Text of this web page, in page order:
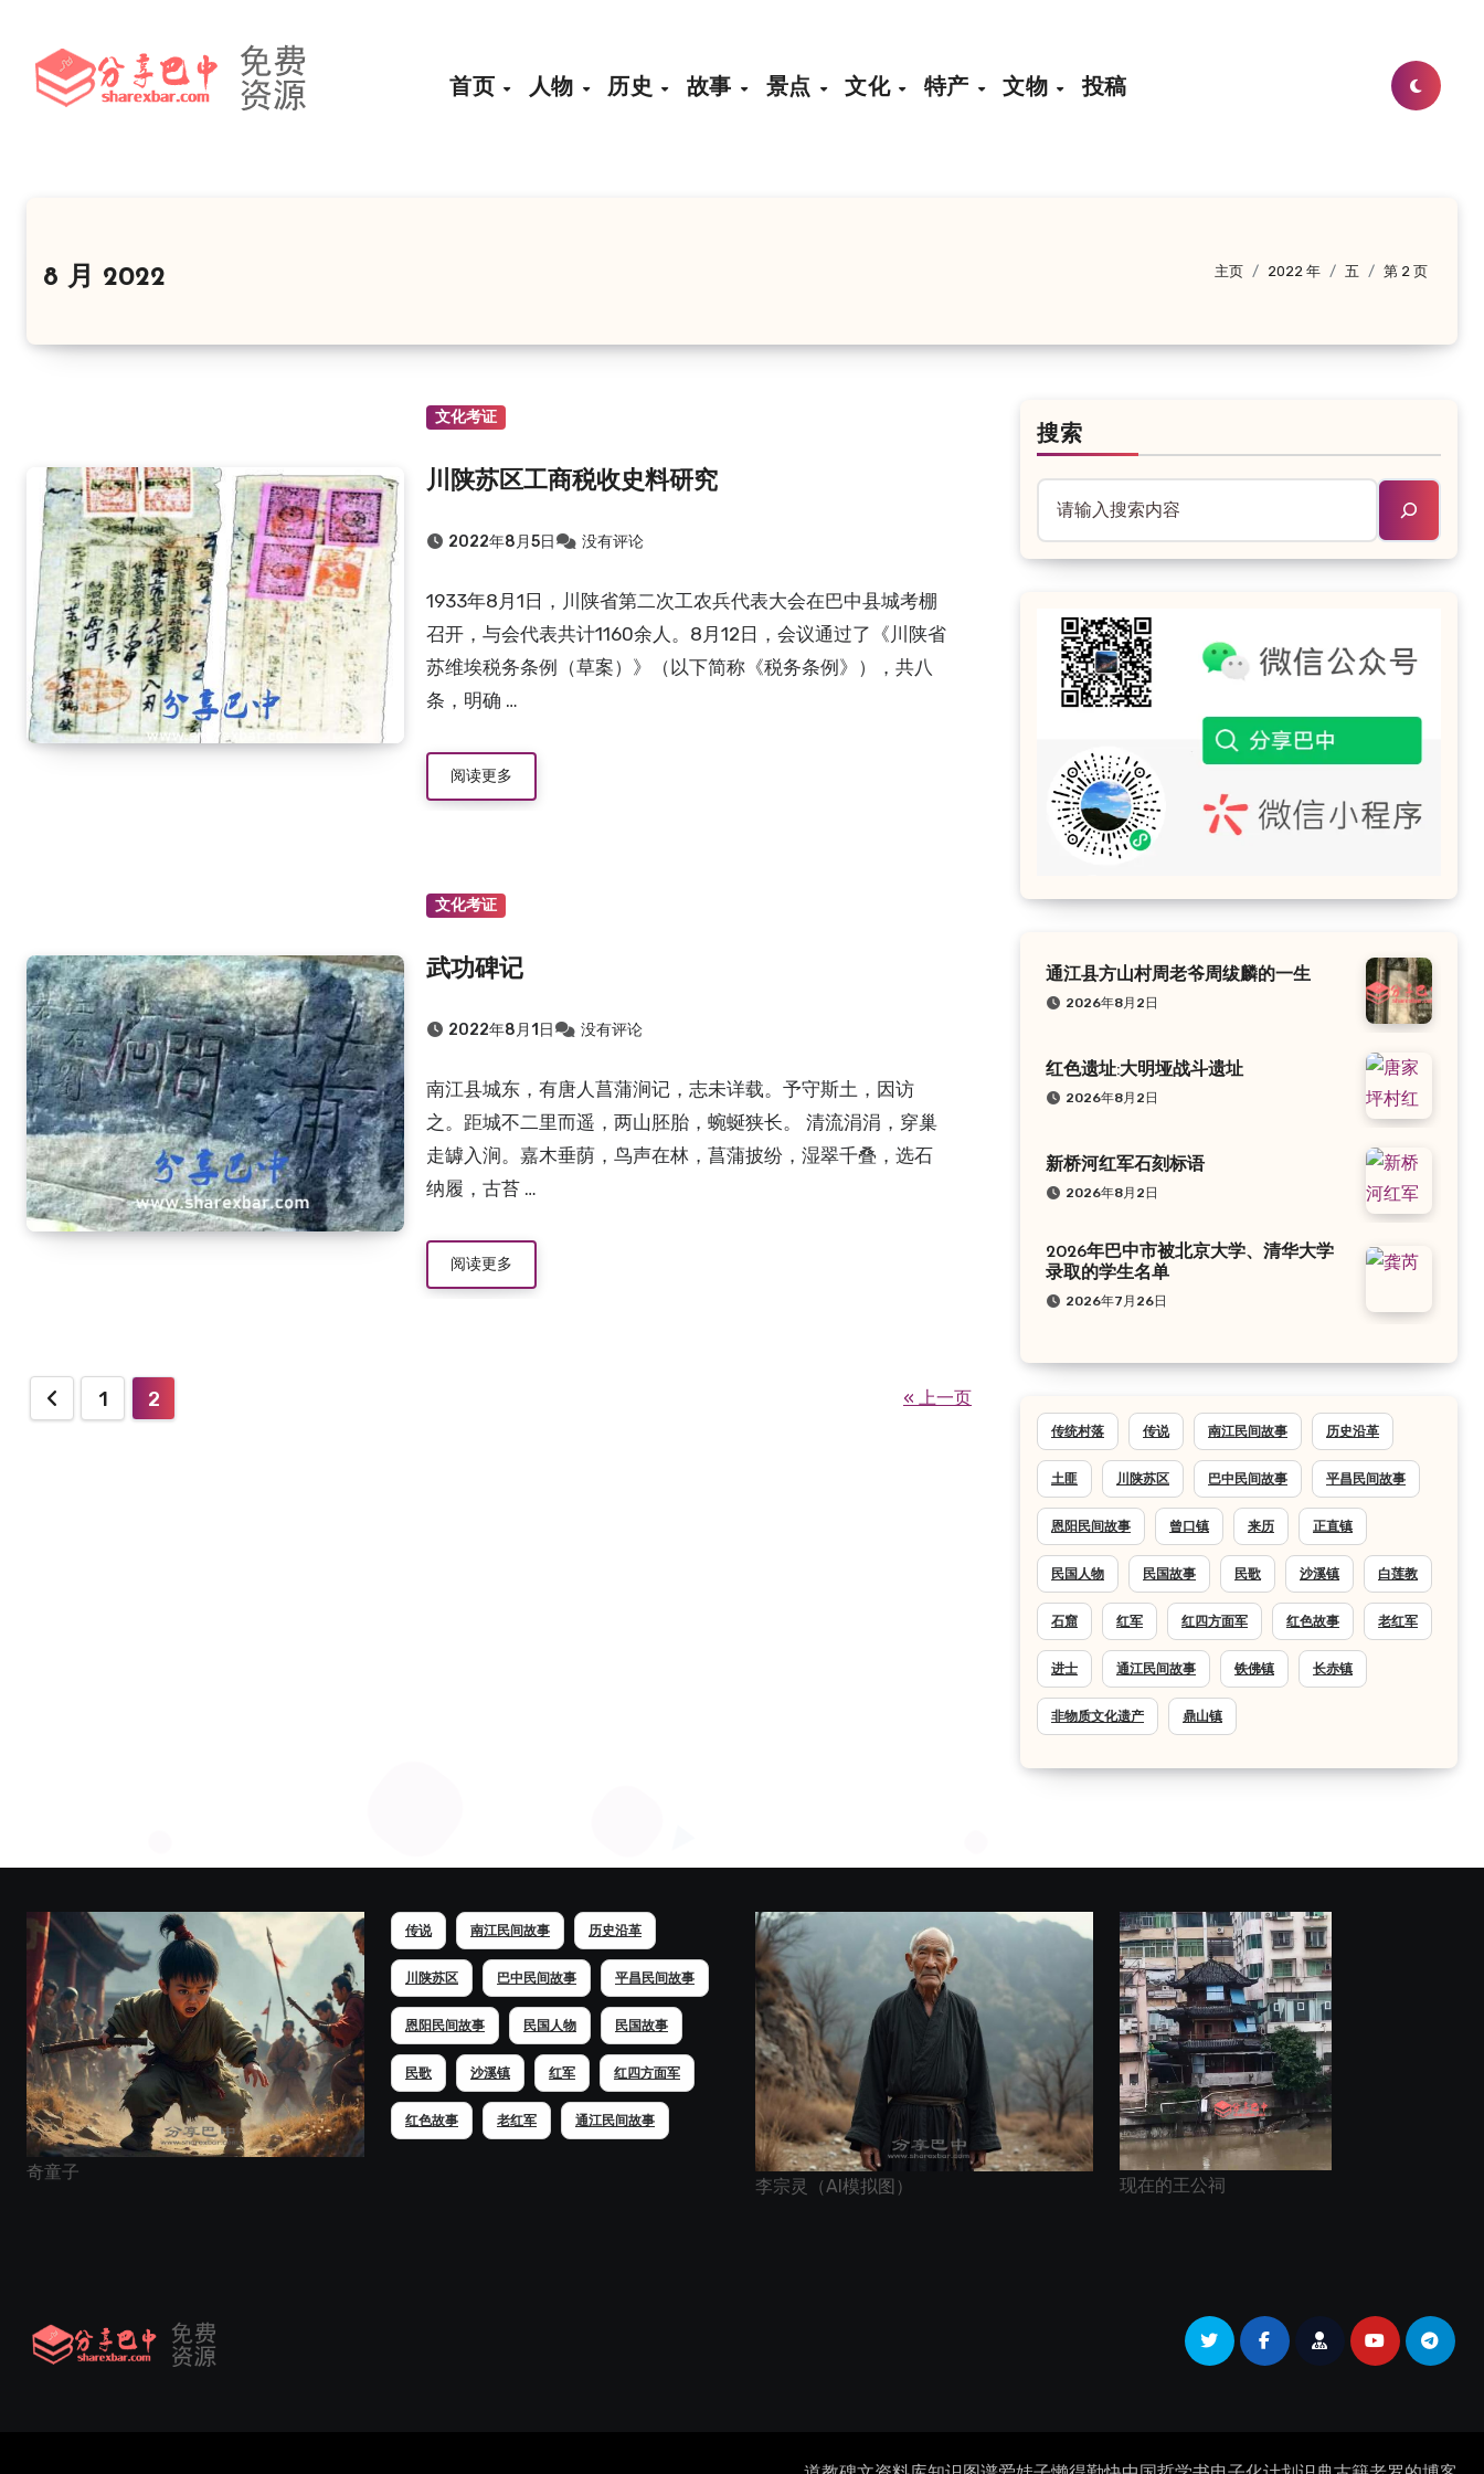
首页 人物 历史 故事 景点 文化 特产 文物 投稿
8 月 2022 主页 2022 年 五 第 2 页
文化考证
川陕苏区工商税收史料研究
2022年8月5日 没有评论
1933年8月1日，川陕省第二次工农兵代表大会在巴中县城考棚
召开，与会代表共计1160余人。8月12日，会议通过了《川陕省
苏维埃税务条例（草案）》（以下简称《税务条例》），共八
条，明确 …
阅读更多
文化考证
武功碑记
2022年8月1日 没有评论
南江县城东，有唐人菖蒲涧记，志未详载。予守斯土，因访
之。距城不二里而遥，两山胚胎，蜿蜒狭长。 清流涓涓，穿巢
走罅入涧。嘉木垂荫，鸟声在林，菖蒲披纷，湿翠千叠，选石
纳履，古苔 …
阅读更多
文
1 2 « 上一页
搜索
通江县方山村周老爷周绂麟的一生
2026年8月2日
红色遗址:大明垭战斗遗址
2026年8月2日
新桥河红军石刻标语
2026年8月2日
2026年巴中市被北京大学、清华大学
录取的学生名单
2026年7月26日
传统村落 传说 南江民间故事 历史沿革
土匪 川陕苏区 巴中民间故事 平昌民间故事
恩阳民间故事 曾口镇 来历 正直镇
民国人物 民国故事 民歌 沙溪镇 白莲教
石窟 红军 红四方面军 红色故事 老红军
进士 通江民间故事 铁佛镇 长赤镇
非物质文化遗产 鼎山镇
奇童子
传说 南江民间故事 历史沿革
川陕苏区 巴中民间故事 平昌民间故事
恩阳民间故事 民国人物 民国故事
民歌 沙溪镇 红军 红四方面军
红色故事 老红军 通江民间故事
李宗灵（AI模拟图） 现在的王公祠